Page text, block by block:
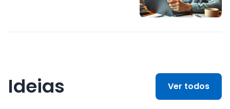
Ideias Ver todos